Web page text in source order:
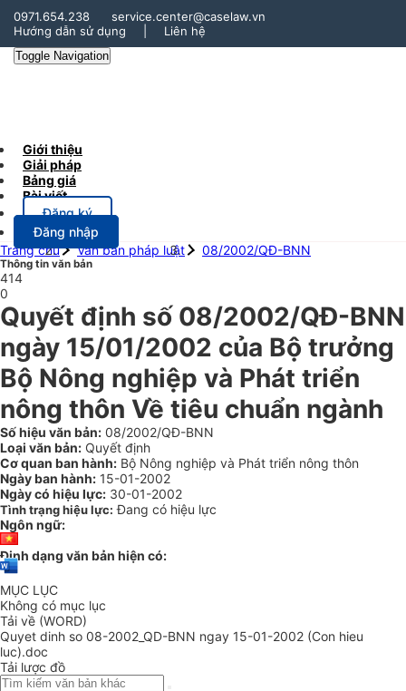
0971.654.238
service.center@caselaw.vn
Hướng dẫn sử dụng
Liên hệ
Toggle Navigation
Giới thiệu
Giải pháp
Bảng giá
Bài viết
Đăng ký
Đăng nhập
Trang chủ
Văn bản pháp luật 08/2002/QĐ-BNN
Thông tin văn bản
414
0
Quyết định số 08/2002/QĐ-BNN
ngày 15/01/2002 của Bộ trưởng
Bộ Nông nghiệp và Phát triển
nông thôn Về tiêu chuẩn ngành
Số hiệu văn bản: 08/2002/QĐ-BNN
Loại văn bản: Quyết định
Cơ quan ban hành: Bộ Nông nghiệp và Phát triển nông thôn
Ngày ban hành: 15-01-2002
Ngày có hiệu lực: 30-01-2002
Tình trạng hiệu lực: Đang có hiệu lực
Ngôn ngữ:
Định dạng văn bản hiện có:
MỤC LỤC
Không có mục lục
Tải về (WORD)
Quyet dinh so 08-2002_QD-BNN ngay 15-01-2002 (Con hieu
luc).doc
Tải lược đồ